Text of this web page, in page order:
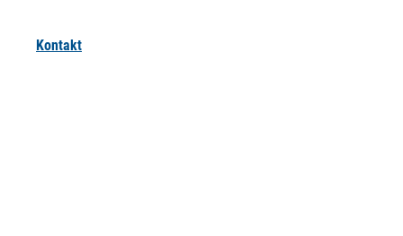
Kontakt